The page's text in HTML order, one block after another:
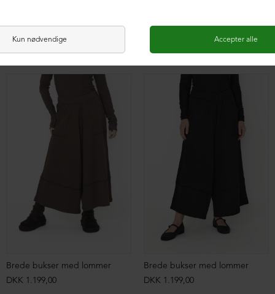
Brede bukser med lommer
DKK 1.199,00
Brede bukser med lommer
DKK 1.199,00